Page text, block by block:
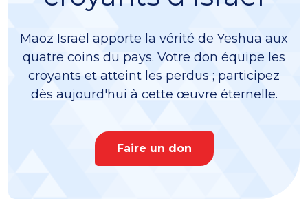
Maoz Israël apporte la vérité de Yeshua aux
quatre coins du pays. Votre don équipe les
croyants et atteint les perdus ; participez
dès aujourd'hui à cette œuvre éternelle.
Faire un don